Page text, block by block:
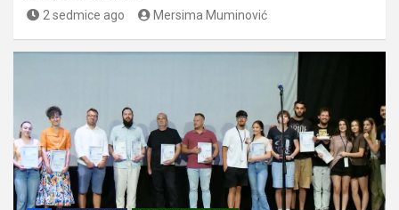
2 sedmice ago Mersima Muminović